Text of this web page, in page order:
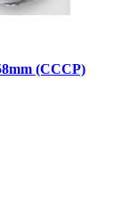
(СССР)